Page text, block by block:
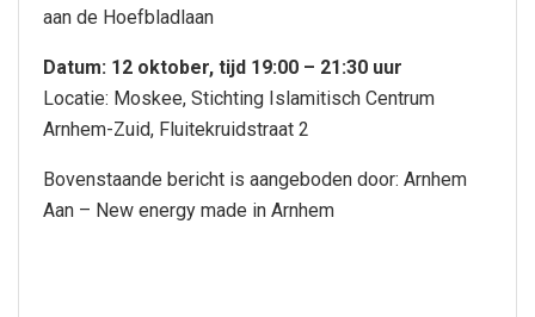
aan de Hoefbladlaan
Datum: 12 oktober, tijd 19:00 – 21:30 uur
Locatie: Moskee, Stichting Islamitisch Centrum
Arnhem-Zuid, Fluitekruidstraat 2
Bovenstaande bericht is aangeboden door: Arnhem
Aan – New energy made in Arnhem